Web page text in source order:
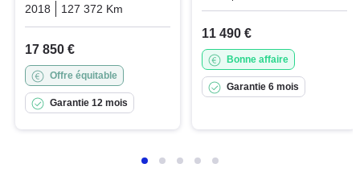
2018
127 372 Km Diesel
17 850 €
Offre équitable
Garantie 12 mois
11 490 €
Bonne affaire
Garantie 6 mois